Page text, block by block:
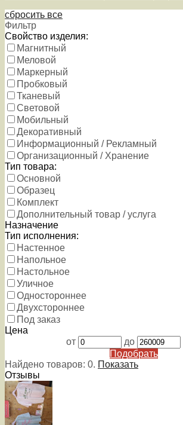
сбросить все
Фильтр
Свойство изделия:
Магнитный
Меловой
Маркерный
Пробковый
Тканевый
Световой
Мобильный
Декоративный
Информационный / Рекламный
Организационный / Хранение
Тип товара:
Основной
Образец
Комплект
Дополнительный товар / услуга
Назначение
Тип исполнения:
Настенное
Напольное
Настольное
Уличное
Одностороннее
Двухстороннее
Под заказ
Цена
от
до
Подобрать
Найдено товаров: 0. Показать
Отзывы